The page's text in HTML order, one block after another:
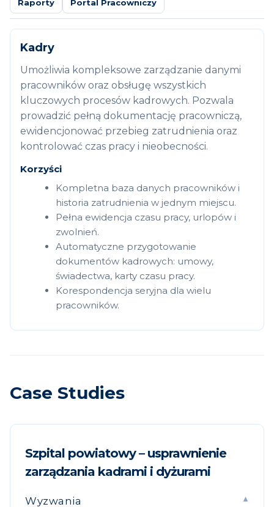
Raporty Portal Pracowniczy
Kadry
Umożliwia kompleksowe zarządzanie danymi
pracowników oraz obsługę wszystkich
kluczowych procesów kadrowych. Pozwala
prowadzić pełną dokumentację pracowniczą,
ewidencjonować przebieg zatrudnienia oraz
kontrolować czas pracy i nieobecności.
Korzyści
Kompletna baza danych pracowników i
historia zatrudnienia w jednym miejscu.
Pełna ewidencja czasu pracy, urlopów i
zwolnień.
Automatyczne przygotowanie
dokumentów kadrowych: umowy,
świadectwa, karty czasu pracy.
Korespondencja seryjna dla wielu
pracowników.
Case Studies
Szpital powiatowy – usprawnienie
zarządzania kadrami i dyżurami
Wyzwania